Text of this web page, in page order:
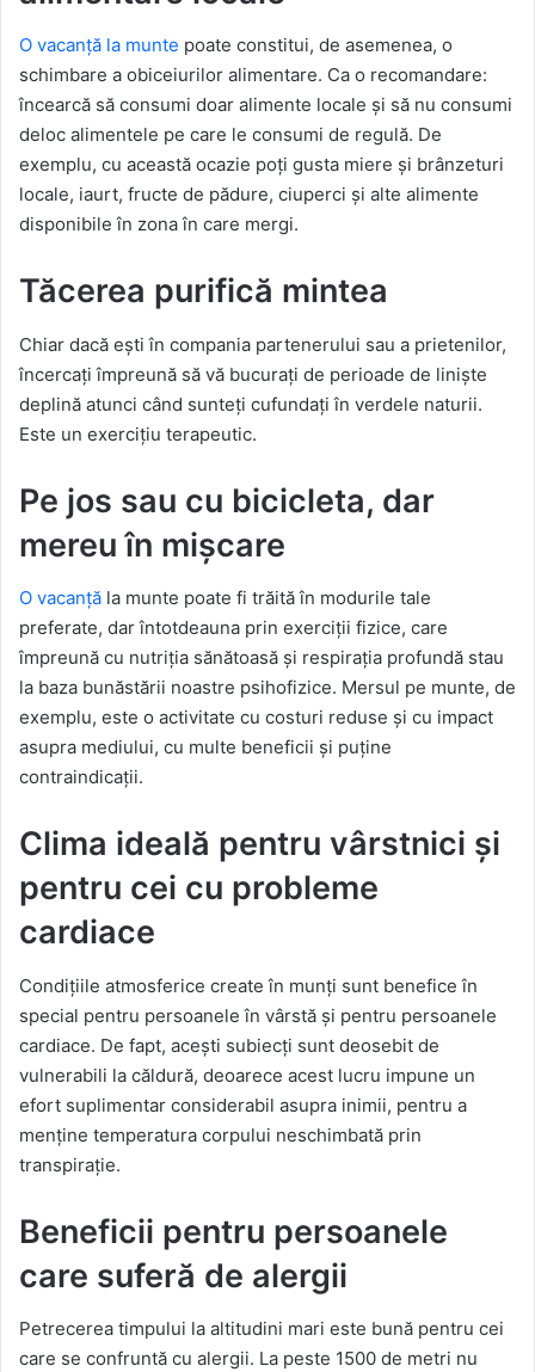
O vacanță la munte poate constitui, de asemenea, o
schimbare a obiceiurilor alimentare. Ca o recomandare:
încearcă să consumi doar alimente locale și să nu consumi
deloc alimentele pe care le consumi de regulă. De
exemplu, cu această ocazie poți gusta miere și brânzeturi
locale, iaurt, fructe de pădure, ciuperci și alte alimente
disponibile în zona în care mergi.
Tăcerea purifică mintea
Chiar dacă ești în compania partenerului sau a prietenilor,
încercați împreună să vă bucurați de perioade de liniște
deplină atunci când sunteți cufundați în verdele naturii.
Este un exercițiu terapeutic.
Pe jos sau cu bicicleta, dar
mereu în mișcare
O vacanță la munte poate fi trăită în modurile tale
preferate, dar întotdeauna prin exerciții fizice, care
împreună cu nutriția sănătoasă și respirația profundă stau
la baza bunăstării noastre psihofizice. Mersul pe munte, de
exemplu, este o activitate cu costuri reduse și cu impact
asupra mediului, cu multe beneficii și puține
contraindicații.
Clima ideală pentru vârstnici și
pentru cei cu probleme
cardiace
Condițiile atmosferice create în munți sunt benefice în
special pentru persoanele în vârstă și pentru persoanele
cardiace. De fapt, acești subiecți sunt deosebit de
vulnerabili la căldură, deoarece acest lucru impune un
efort suplimentar considerabil asupra inimii, pentru a
menține temperatura corpului neschimbată prin
transpirație.
Beneficii pentru persoanele
care suferă de alergii
Petrecerea timpului la altitudini mari este bună pentru cei
care se confruntă cu alergii. La peste 1500 de metri nu